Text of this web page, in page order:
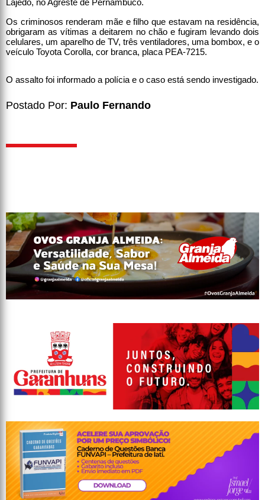
Lajedo, no Agreste de Pernambuco.
Os criminosos renderam mãe e filho que estavam na residência,
obrigaram as vítimas a deitarem no chão e fugiram levando dois
celulares, um aparelho de TV, três ventiladores, uma bombox, e o
veículo Toyota Corolla, cor branca, placa PEA-7215.
O assalto foi informado a polícia e o caso está sendo investigado.
Postado Por: Paulo Fernando